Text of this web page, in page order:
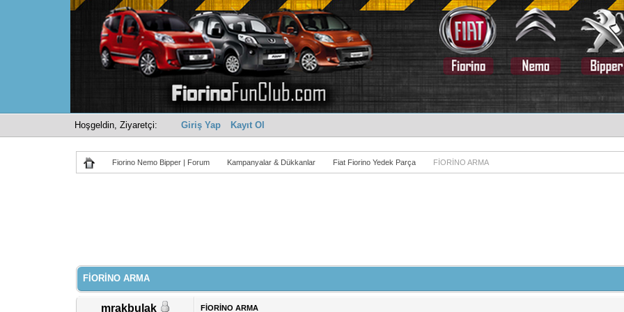
Hoşgeldin, Ziyaretçi: Giriş Yap Kayıt Ol
Fiorino Nemo Bipper | Forum Kampanyalar & Dükkanlar Fiat Fiorino Yedek Parça FİORİNO ARMA
FİORİNO ARMA
mrakbulak FİORİNO ARMA